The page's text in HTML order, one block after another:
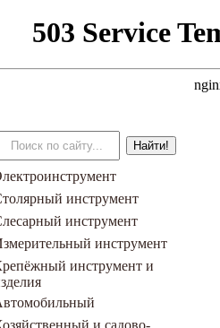
инструмент
инструмент
инструмент
инструмент и
и садово-